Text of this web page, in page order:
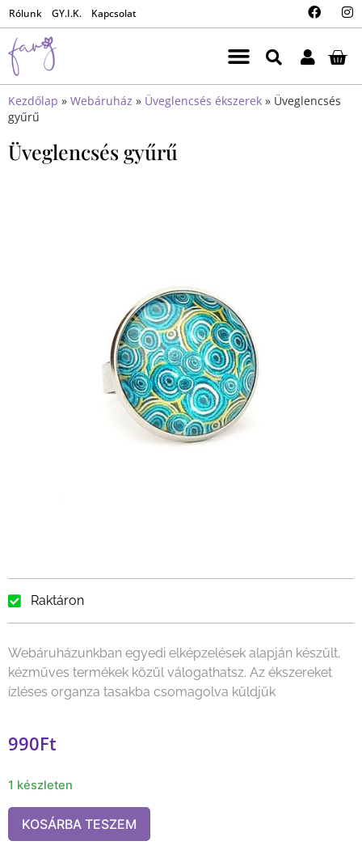
Rólunk GY.I.K. Kapcsolat
Kezdőlap » Webáruház » Üveglencsés ékszerek » Üveglencsés
gyűrű
Üveglencsés gyűrű
Raktáron
Webáruházunkban egyedi elképzelések alapján készült,
kézműves termékek közül válogathatsz. Az ékszereket
ízléses organza tasakba csomagolva küldjük
990Ft
1 készleten
KOSÁRBA TESZEM